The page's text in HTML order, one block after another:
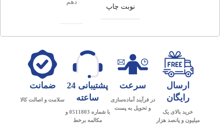
نوبت چاپ
دهم
ارسال
رایگان
خرید بالای یک
میلیون و پانصد هزار
سرعت
در فرآیند آماده‌سازی
و تحویل به پست
پشتیبانی 24
ساعته
با شماره 0511803 و
مکالمه برخط
ضمانت
سلامت و اصالت کالا